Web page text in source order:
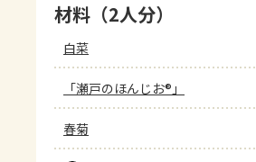
材料（2人分）
白菜
「瀬戸のほんじお®」
春菊